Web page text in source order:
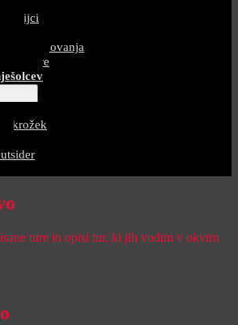
tekmovanja
igre
krožek
ture in opisi tur, ki jih vodim v okviru